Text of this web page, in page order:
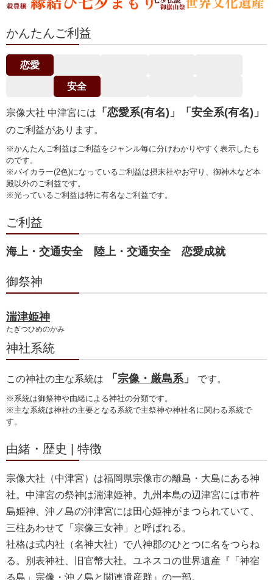
かんたんご利益
恋愛
安全
宗像大社 中津宮には 「恋愛系(有名)」「安全系(有名)」
のご利益があります。
※かんたんご利益はご利益をジャンル毎に分けわかりやすく表示したも
のです。
※バイカラー(2色)になっているご利益は摂末社やお守り、御神木など本
殿以外のご利益です。
※光っているご利益は特に有名なご利益です。
ご利益
海上・交通安全 陸上・交通安全 恋愛成就
御祭神
湍津姫神
たぎつひめのかみ
神社系統
この神社の主な系統は 「 宗像・厳島系」 です。
※系統は御祭神や由緒による神社の分類です。
※主な系統は神社の主要となる系統で主祭神や神社名に関わる系統で
す。
由緒・歴史 | 特徴
宗像大社（中津宮）は福岡県宗像市の離島・大島にある神
社。中津宮の祭神は湍津姫神。九州本島の辺津宮には市杵
島姫神、沖ノ島の沖津宮には田心姫神がまつられていて、
三柱あわせて「宗像三女神」と呼ばれる。
社格は式内社（名神大社）で八神郡のひとつに名をつらね
る。別表神社、旧官幣大社。ユネスコの世界遺産『「神宿
る島」宗像・沖ノ島と関連遺産群』の一部。